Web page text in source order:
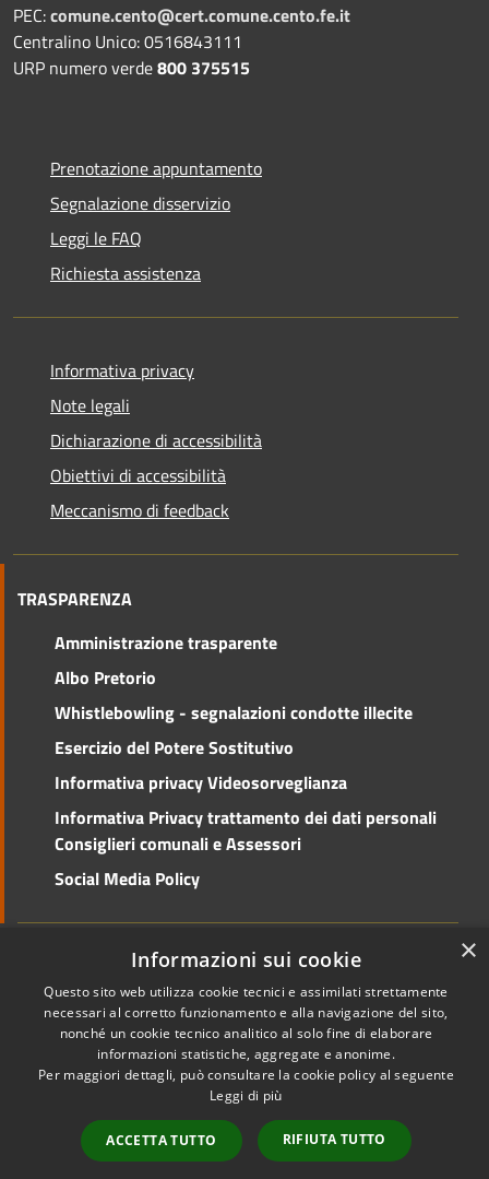
PEC:comune.cento@cert.comune.cento.fe.it
Centralino Unico: 0516843111
URP numero verde800 375515
Prenotazione appuntamento
Segnalazione disservizio
Leggi le FAQ
Richiesta assistenza
Informativa privacy
Note legali
Dichiarazione di accessibilità
Obiettivi di accessibilità
Meccanismo di feedback
TRASPARENZA
Amministrazione trasparente
Albo Pretorio
Whistlebowling - segnalazioni condotte illecite
Esercizio del Potere Sostitutivo
Informativa privacy Videosorveglianza
Informativa Privacy trattamento dei dati personali
Consiglieri comunali e Assessori
Social Media Policy
RSS
Accessibilità
Privacy
Cookie
Copyright © 2026 • Comune di
Cento • Powered by
Municipium•Accesso
redazione
×
Informazioni sui cookie
Questo sito web utilizza cookie tecnici e assimilati strettamente
necessari al corretto funzionamento e alla navigazione del sito,
nonché un cookie tecnico analitico al solo fine di elaborare
informazioni statistiche, aggregate e anonime.
Per maggiori dettagli, può consultare la cookie policy al seguente
Leggi di più
ACCETTA TUTTO RIFIUTA TUTTO